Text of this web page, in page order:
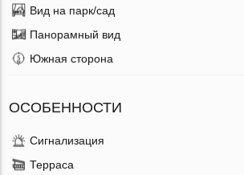
Вид на парк/сад
Панорамный вид
Южная сторона
ОСОБЕННОСТИ
Сигнализация
Терраса